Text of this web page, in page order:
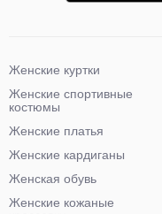
Женские куртки
Женские спортивные
костюмы
Женские платья
Женские кардиганы
Женская обувь
Женские кожаные